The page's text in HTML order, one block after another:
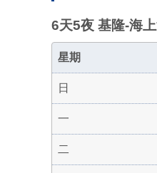
6天5夜 基隆-海
星期
日
一
二